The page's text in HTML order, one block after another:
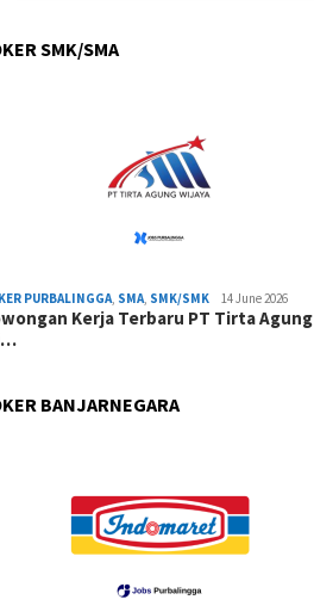
SMK/SMA
PURBALINGGA SMA SMK/SMK 14 June 2026
Kerja Terbaru PT Tirta Agung
BANJARNEGARA